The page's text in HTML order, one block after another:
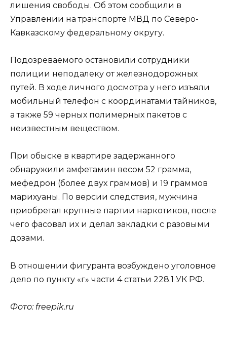
лишения свободы. Об этом сообщили в
Управлении на транспорте МВД по Северо-
Кавказскому федеральному округу.
Подозреваемого остановили сотрудники
полиции неподалеку от железнодорожных
путей. В ходе личного досмотра у него изъяли
мобильный телефон с координатами тайников,
а также 59 черных полимерных пакетов с
неизвестным веществом.
При обыске в квартире задержанного
обнаружили амфетамин весом 52 грамма,
мефедрон (более двух граммов) и 19 граммов
марихуаны. По версии следствия, мужчина
приобретал крупные партии наркотиков, после
чего фасовал их и делал закладки с разовыми
дозами.
В отношении фигуранта возбуждено уголовное
дело по пункту «г» части 4 статьи 228.1 УК РФ.
Фото: freepik.ru